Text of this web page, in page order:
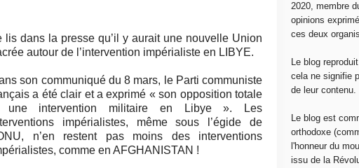
lis dans la presse qu’il y aurait une nouvelle Union
autour de l’intervention impérialiste en LIBYE.
son communiqué du 8 mars, le Parti communiste
a été clair et a exprimé « son opposition totale
une intervention militaire en Libye ». Les
impérialistes, même sous l’égide de
n’en restent pas moins des interventions
comme en AFGHANISTAN !
2020, membre
opinions
ces deux
Le blog
cela ne signifie
de leur contenu.
Le blog est
orthodoxe
l'honneur du
issu de la